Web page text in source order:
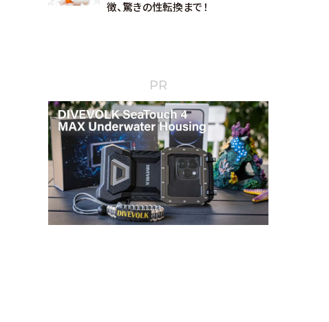
徴、驚きの性転換まで！
PR